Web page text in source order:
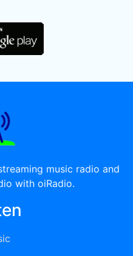
music radio and
with oiRadio.